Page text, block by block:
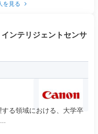
を見る
ンテリジェントセンサ
る領域における、大学卒